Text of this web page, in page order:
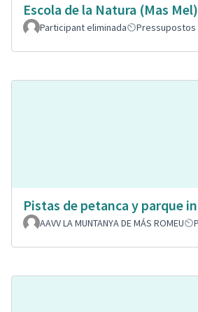
Escola de la Natura (Mas Mel)
Participant eliminada
Pressupostos
Pistas de petanca y parque
AAVV LA MUNTANYA DE MÁS ROMEU